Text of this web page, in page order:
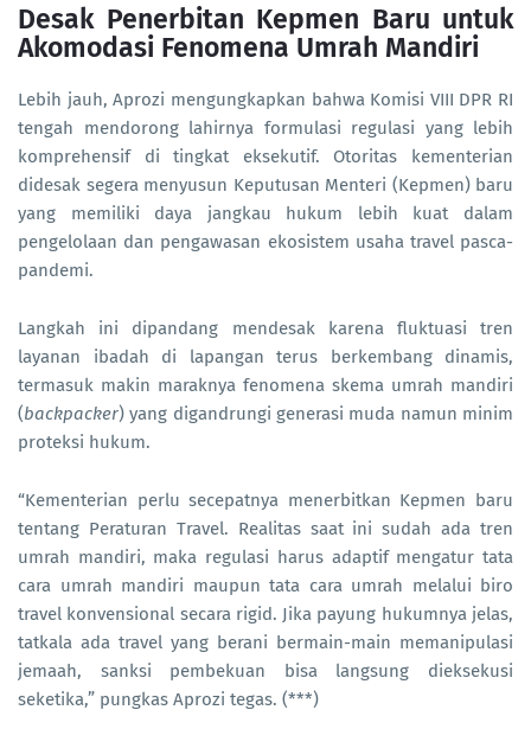
Desak Penerbitan Kepmen Baru untuk
Akomodasi Fenomena Umrah Mandiri
Lebih jauh, Aprozi mengungkapkan bahwa Komisi VIII DPR RI
tengah mendorong lahirnya formulasi regulasi yang lebih
komprehensif di tingkat eksekutif. Otoritas kementerian
didesak segera menyusun Keputusan Menteri (Kepmen) baru
yang memiliki daya jangkau hukum lebih kuat dalam
pengelolaan dan pengawasan ekosistem usaha travel pasca-
pandemi.
Langkah ini dipandang mendesak karena fluktuasi tren
layanan ibadah di lapangan terus berkembang dinamis,
termasuk makin maraknya fenomena skema umrah mandiri
(backpacker) yang digandrungi generasi muda namun minim
proteksi hukum.
“Kementerian perlu secepatnya menerbitkan Kepmen baru
tentang Peraturan Travel. Realitas saat ini sudah ada tren
umrah mandiri, maka regulasi harus adaptif mengatur tata
cara umrah mandiri maupun tata cara umrah melalui biro
travel konvensional secara rigid. Jika payung hukumnya jelas,
tatkala ada travel yang berani bermain-main memanipulasi
jemaah, sanksi pembekuan bisa langsung dieksekusi
seketika,” pungkas Aprozi tegas. (***)